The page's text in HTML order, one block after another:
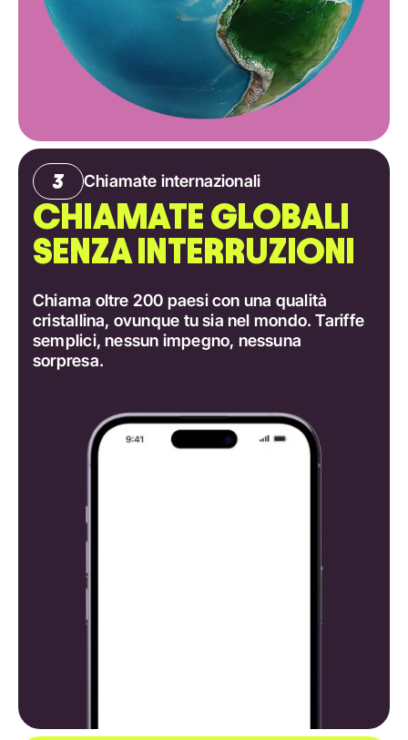
Chiamate internazionali
CHIAMATE GLOBALI
SENZA INTERRUZIONI
Chiama oltre 200 paesi con una qualità
cristallina, ovunque tu sia nel mondo. Tariffe
semplici, nessun impegno, nessuna
sorpresa.